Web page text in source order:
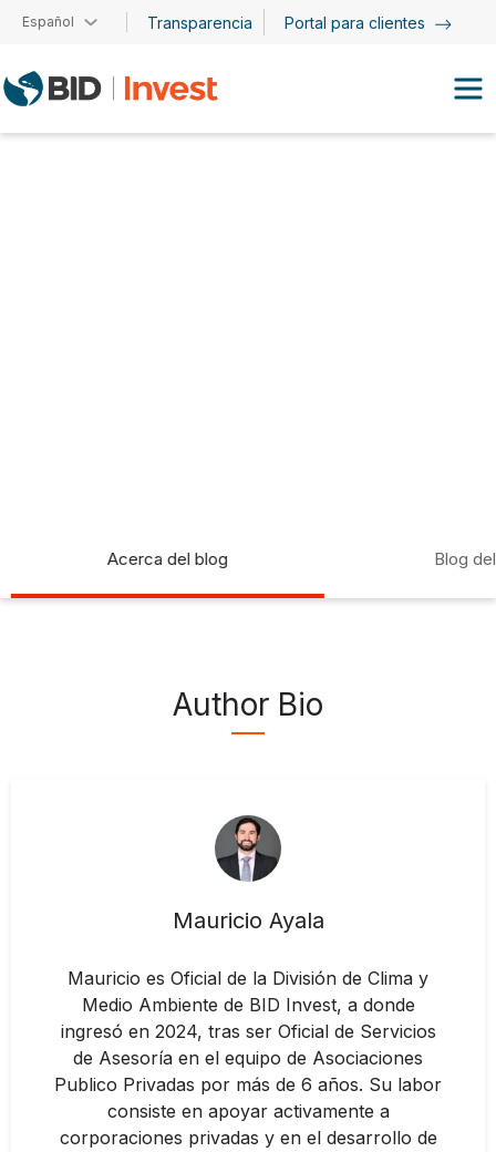
Pasar al contenido principal
Español Transparencia Portal para clientes
Acerca del blog Blog
Author Bio
Mauricio Ayala
Mauricio es Oficial de la División de Clima y
Medio Ambiente de BID Invest, a donde
ingresó en 2024, tras ser Oficial de Servicios
de Asesoría en el equipo de Asociaciones
Publico Privadas por más de 6 años. Su labor
consiste en apoyar activamente a
corporaciones privadas y en el desarrollo de